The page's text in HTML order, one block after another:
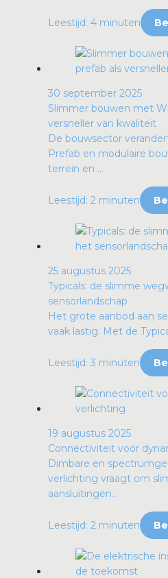
Leestijd: 4 minuten
30 september 2025
Slimmer bouwen met
versneller van kwaliteit
De bouwsector
Prefab en modulaire
terrein en ...
Leestijd: 2 minuten
25 augustus 2025
Typicals: de slimme
sensorlandschap
Het grote aanbod aan
vaak lastig. Met de
Leestijd: 3 minuten
19 augustus 2025
Connectiviteit voor
Dimbare en
verlichting vraagt om
aansluitingen...
Leestijd: 2 minuten